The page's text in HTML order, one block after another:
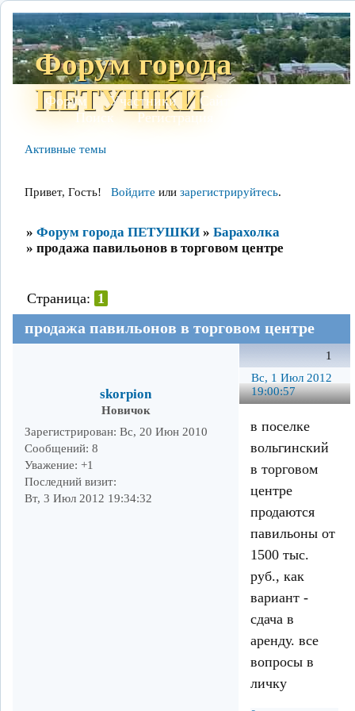
Форум города
ПЕТУШКИ
Форум Участники Сайт
Поиск
Регистрация
Активные темы
Привет, Гость! Войдите или зарегистрируйтесь.
» Форум города ПЕТУШКИ » Барахолка
» продажа павильонов в торговом центре
продажа павильонов в торговом центре
Страница: 1
1
Вс, 1 Июл 2012
19:00:57
skorpion
Новичок
Зарегистрирован: Вс, 20 Июн 2010
Сообщений: 8
Уважение: +1
Последний визит:
Вт, 3 Июл 2012 19:34:32
в поселке
вольгинский
в торговом
центре
продаются
павильоны от
1500 тыс.
руб., как
вариант -
сдача в
аренду. все
вопросы в
личку